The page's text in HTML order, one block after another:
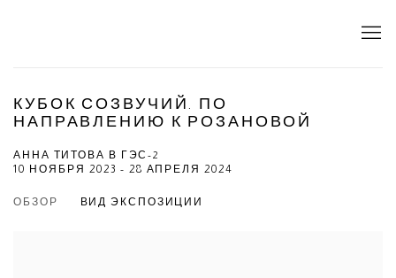
КУБОК СОЗВУЧИЙ. ПО
НАПРАВЛЕНИЮ К РОЗАНОВОЙ
АННА ТИТОВА В ГЭС-2
10 НОЯБРЯ 2023 - 28 АПРЕЛЯ 2024
ОБЗОР ВИД ЭКСПОЗИЦИИ